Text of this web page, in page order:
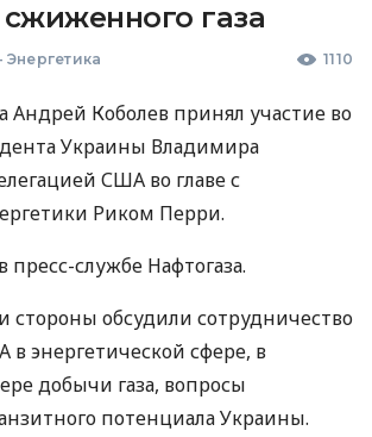
сжиженного газа
Энергетика 1110
Андрей Коболев принял участие во
Украины Владимира
США во главе с
Риком Перри.
пресс-службе Нафтогаза.
стороны обсудили сотрудничество
в энергетической сфере, в
добычи газа, вопросы
потенциала Украины.